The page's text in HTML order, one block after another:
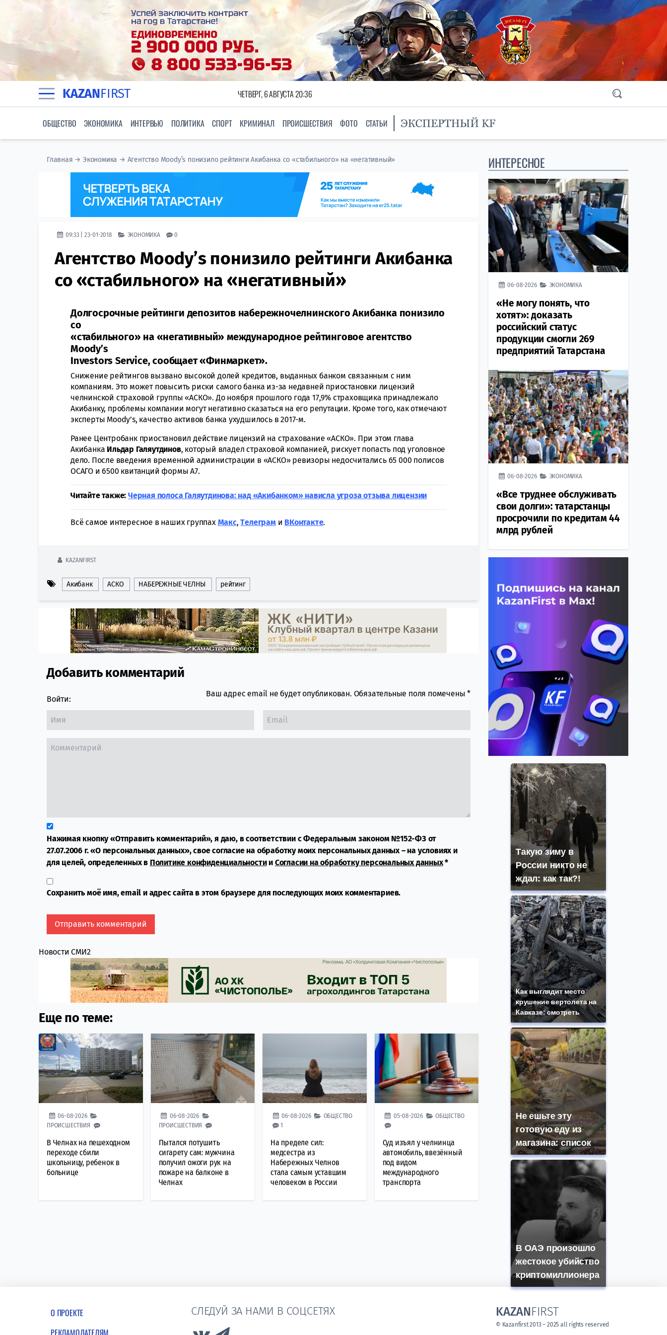
KAZANFIRST ЧЕТВЕРГ, 6 АВГУСТА 20:36
ОБЩЕСТВО ЭКОНОМИКА ИНТЕРВЬЮ ПОЛИТИКА СПОРТ КРИМИНАЛ ПРОИСШЕСТВИЯ ФОТО СТАТЬИ
Главная →Экономика → Агентство Moody’s понизило рейтинги Акибанка со «стабильного» на «негативный»
09:33 | 23-01-2018 ЭКОНОМИКА 0
Агентство Moody’s понизило рейтинги Акибанка
со «стабильного» на «негативный»
Долгосрочные рейтинги депозитов набережночелнинского Акибанка понизило
со
«стабильного» на «негативный» международное рейтинговое агентство
Moody’s
Investors Service, сообщает «Финмаркет».
Снижение рейтингов вызвано высокой долей кредитов, выданных банком связанным с ним
компаниям. Это может повысить риски самого банка из-за недавней приостановки лицензий
челнинской страховой группы «АСКО». До ноября прошлого года 17,9% страховщика принадлежало
Акибанку, проблемы компании могут негативно сказаться на его репутации. Кроме того, как отмечают
эксперты Moody’s, качество активов банка ухудшилось в 2017-м.
Ранее Центробанк приостановил действие лицензий на страхование «АСКО». При этом глава
Акибанка Ильдар Галяутдинов, который владел страховой компанией, рискует попасть под уголовное
дело. После введения временной администрации в «АСКО» ревизоры недосчитались 65 000 полисов
ОСАГО и 6500 квитанций формы А7.
Читайте также:Черная полоса Галяутдинова: над «Акибанком» нависла угроза отзыва лицензии
Всё самое интересное в наших группах Макс,Tелеграми ВКонтакте.
KAZANFIRST
Акибанк АСКО НАБЕРЕЖНЫЕ ЧЕЛНЫ рейтинг
Comment section
Добавить комментарий
Войти:
Ваш адрес email не будет опубликован. Обязательные поля помечены*
Нажимая кнопку «Отправить комментарий», я даю, в соответствии с Федеральным законом №152-ФЗ от
27.07.2006 г. «О персональных данных», свое согласие на обработку моих персональных данных – на условиях и
для целей, определенных в Политике конфиденциальностии Согласии на обработку персональных данных*
Сохранить моё имя, email и адрес сайта в этом браузере для последующих моих комментариев.
Новости СМИ2
Еще по теме:
06-08-2026
ПРОИСШЕСТВИЯ
В Челнах на пешеходном
переходе сбили
школьницу, ребенок в
больнице
06-08-2026
ПРОИСШЕСТВИЯ
Пытался потушить
сигарету сам: мужчина
получил ожоги рук на
пожаре на балконе в
Челнах
06-08-2026
ОБЩЕСТВО
1
На пределе сил:
медсестра из
Набережных Челнов
стала самым уставшим
человеком в России
05-08-2026 ОБЩЕСТВО
Суд изъял у челнинца
автомобиль, ввезённый
под видом
международного
транспорта
ИНТЕРЕСНОЕ
06-08-2026 ЭКОНОМИКА
«Не могу понять, что
хотят»: доказать
российский статус
продукции смогли 269
предприятий Татарстана
06-08-2026 ЭКОНОМИКА
«Все труднее обслуживать
свои долги»: татарстанцы
просрочили по кредитам 44
млрд рублей
Такую зиму в
России никто не
ждал: как так?!
Как выглядит место
крушение вертолета на
Кавказе: смотреть
Не ешьте эту
готовую еду из
магазина: список
В ОАЭ произошло
жестокое убийство
криптомиллионера
О ПРОЕКТЕ
РЕКЛАМОДАТЕЛЯМ
СЛЕДУЙ ЗА НАМИ В СОЦСЕТЯХ
Link to Vk
KAZANFIRST
© Kazanfirst 2013 – 2025 all rights reserved